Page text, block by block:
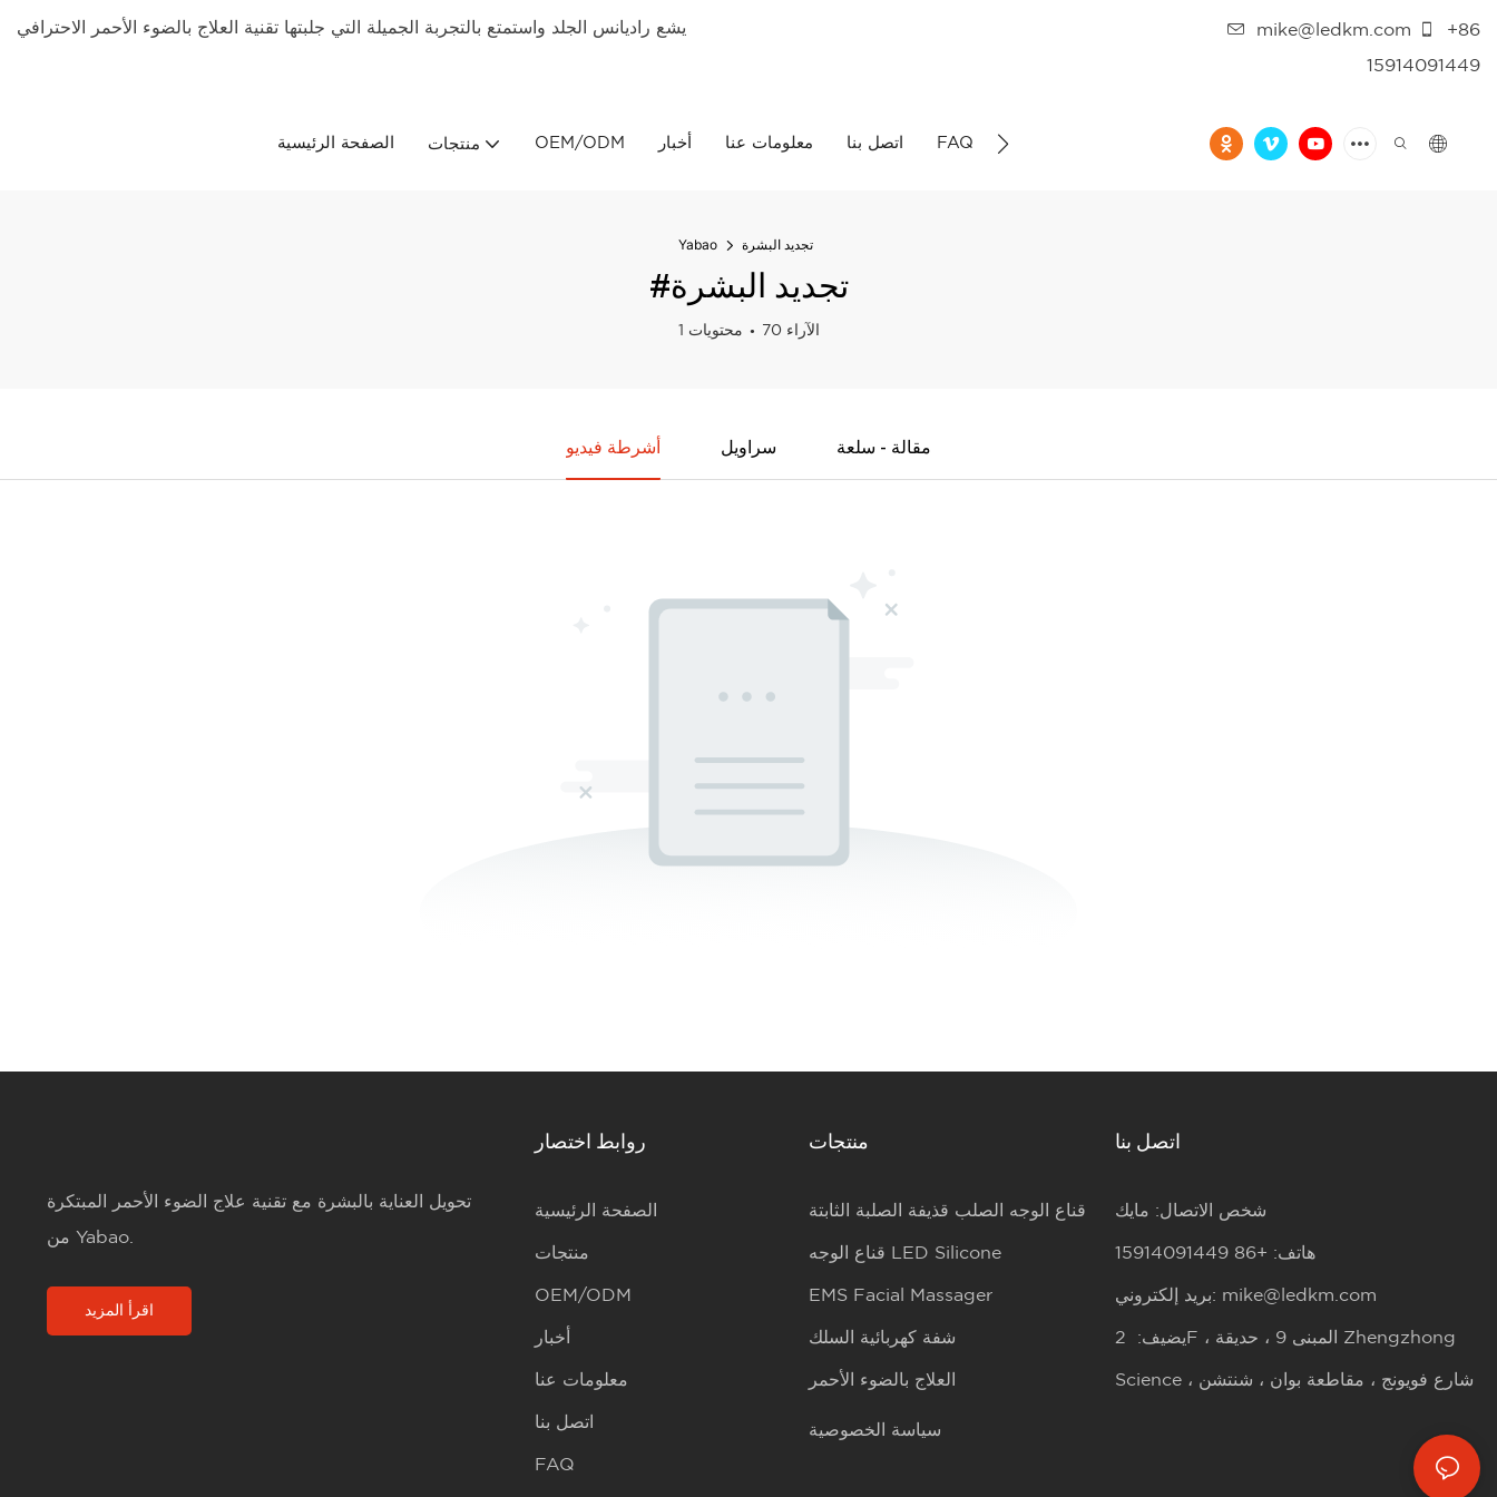
يشع راديانس الجلد واستمتع بالتجربة الجميلة التي جلبتها تقنية العلاج بالضوء الأحمر الاحترافي mike@ledkm.com +86
15914091449
الصفحة الرئيسية منتجات OEM/ODM أخبار معلومات عنا اتصل بنا FAQ فيديو
Yabao تجديد البشرة
#تجديد البشرة
1 محتويات 70 الآراء
أشرطة فيديو سراويل مقالة - سلعة
تحويل العناية بالبشرة مع تقنية علاج الضوء الأحمر المبتكرة
من Yabao.
اقرأ المزيد
روابط اختصار
الصفحة الرئيسية
منتجات
OEM/ODM
أخبار
معلومات عنا
اتصل بنا
FAQ
منتجات
قناع الوجه الصلب قذيفة الصلبة الثابتة
قناع الوجه LED Silicone
EMS Facial Massager
شفة كهربائية السلك
العلاج بالضوء الأحمر
سياسة الخصوصية
اتصل بنا
شخص الاتصال: مايك
هاتف: +86 15914091449
بريد إلكتروني: mike@ledkm.com
يضيف: 2F ، المبنى 9 ، حديقة Zhengzhong
Science ، شارع فويونج ، مقاطعة بوان ، شنتشن